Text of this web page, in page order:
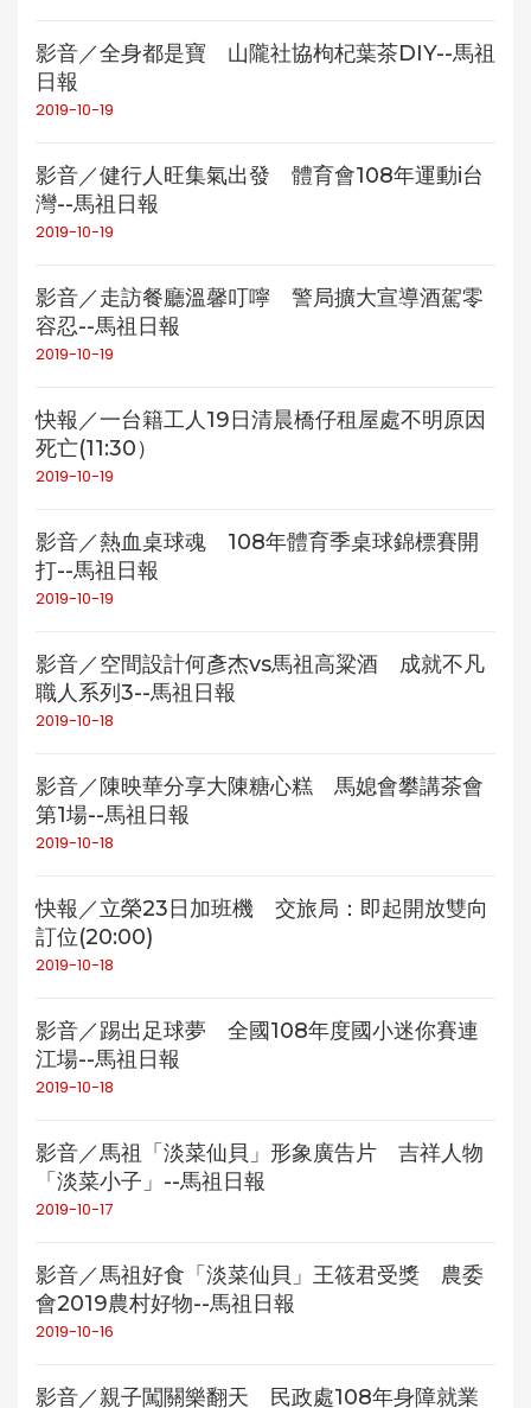
影音／全身都是寶 山隴社協枸杞葉茶DIY--馬祖
日報
2019-10-19
影音／健行人旺集氣出發 體育會108年運動i台
灣--馬祖日報
2019-10-19
影音／走訪餐廳溫馨叮嚀 警局擴大宣導酒駕零
容忍--馬祖日報
2019-10-19
快報／一台籍工人19日清晨橋仔租屋處不明原因
死亡(11:30）
2019-10-19
影音／熱血桌球魂 108年體育季桌球錦標賽開
打--馬祖日報
2019-10-19
影音／空間設計何彥杰vs馬祖高粱酒 成就不凡
職人系列3--馬祖日報
2019-10-18
影音／陳映華分享大陳糖心糕 馬媳會攀講茶會
第1場--馬祖日報
2019-10-18
快報／立榮23日加班機 交旅局：即起開放雙向
訂位(20:00)
2019-10-18
影音／踢出足球夢 全國108年度國小迷你賽連
江場--馬祖日報
2019-10-18
影音／馬祖「淡菜仙貝」形象廣告片 吉祥人物
「淡菜小子」--馬祖日報
2019-10-17
影音／馬祖好食「淡菜仙貝」王筱君受獎 農委
會2019農村好物--馬祖日報
2019-10-16
影音／親子闖關樂翻天 民政處108年身障就業